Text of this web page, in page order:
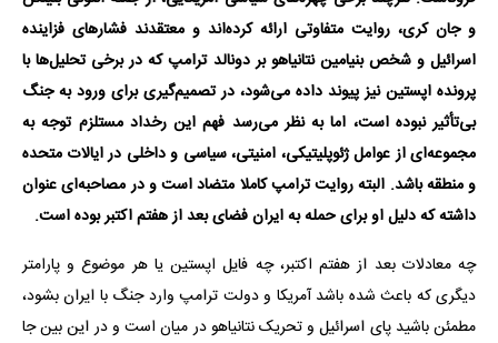
و جان کری، روایت متفاوتی ارائه کرده‌اند و معتقدند فشارهای فزاینده
اسرائیل و شخص بنیامین نتانیاهو بر دونالد ترامپ که در برخی تحلیل‌ها با
پرونده اپستین نیز پیوند داده می‌شود، در تصمیم‌گیری برای ورود به جنگ
بی‌تأثیر نبوده است، اما به نظر می‌رسد فهم این رخداد مستلزم توجه به
مجموعه‌ای از عوامل ژئوپلیتیکی، امنیتی، سیاسی و داخلی در ایالات متحده
و منطقه باشد. البته روایت ترامپ کاملا متضاد است و در مصاحبه‌ای عنوان
داشته که دلیل او برای حمله به ایران فضای بعد از هفتم اکتبر بوده است.
چه معادلات بعد از هفتم اکتبر، چه فایل اپستین یا هر موضوع و پارامتر
دیگری که باعث شده باشد آمریکا و دولت ترامپ وارد جنگ با ایران بشود،
مطمئن باشید پای اسرائیل و تحریک نتانیاهو در میان است و در این بین جا